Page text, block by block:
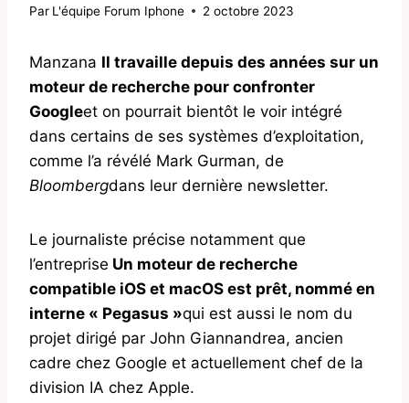
Par L'équipe Forum Iphone 2 octobre 2023
Manzana Il travaille depuis des années sur un
moteur de recherche pour confronter
Googleet on pourrait bientôt le voir intégré
dans certains de ses systèmes d’exploitation,
comme l’a révélé Mark Gurman, de
Bloombergdans leur dernière newsletter.
Le journaliste précise notamment que
l’entreprise Un moteur de recherche
compatible iOS et macOS est prêt, nommé en
interne « Pegasus »qui est aussi le nom du
projet dirigé par John Giannandrea, ancien
cadre chez Google et actuellement chef de la
division IA chez Apple.